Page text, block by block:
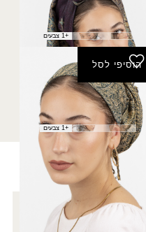
פשמינה נווה
₪40.00
+1 צבעים
הוסיפי לסל
פשמינה הדסה
₪40.00
+1 צבעים
כולן?